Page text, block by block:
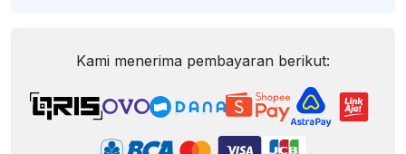
Kami menerima pembayaran berikut: